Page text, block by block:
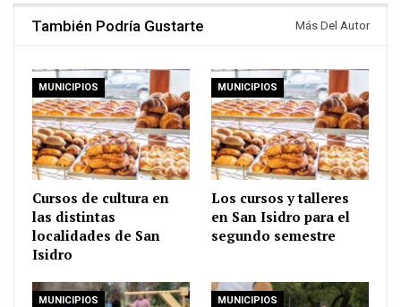
También Podría Gustarte Más Del Autor
MUNICIPIOS
Cursos de cultura en
las distintas
localidades de San
Isidro
MUNICIPIOS
Los cursos y talleres
en San Isidro para el
segundo semestre
MUNICIPIOS MUNICIPIOS